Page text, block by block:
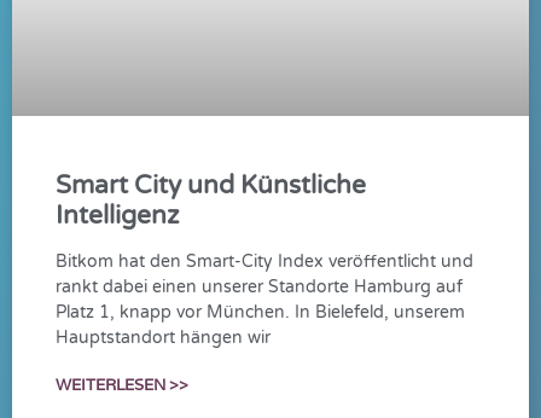
Smart City und Künstliche
Intelligenz
Bitkom hat den Smart-City Index veröffentlicht und
rankt dabei einen unserer Standorte Hamburg auf
Platz 1, knapp vor München. In Bielefeld, unserem
Hauptstandort hängen wir
WEITERLESEN >>